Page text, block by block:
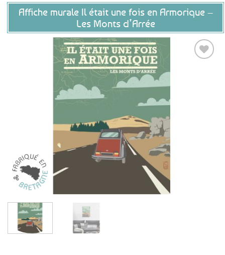
Affiche murale Il était une fois en Armorique –
Les Monts d’Arrée